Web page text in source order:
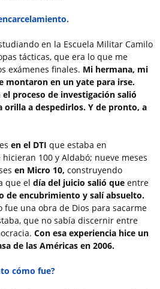
en la Escuela Militar Camilo
tácticas, que era lo que me
exámenes finales. Mi hermana, mi
montaron en un yate para irse.
proceso de investigación salió
orilla a despedirlos. Y de pronto, a
en el DTI que estaba en
100 y Aldabó; nueve meses
en Micro 10, construyendo
que el día del juicio salió que entre
de encubrimiento y salí absuelto.
fue una obra de Dios para sacarme
que no sabía discernir entre
Con esa experiencia hice un
de las Américas en 2006.
cómo fue?